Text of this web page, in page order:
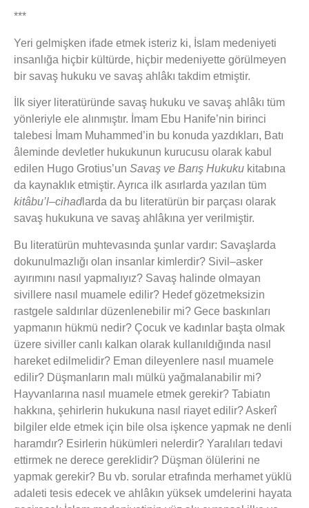
***
Yeri gelmişken ifade etmek isteriz ki, İslam medeniyeti
insanlığa hiçbir kültürde, hiçbir medeniyette görülmeyen
bir savaş hukuku ve savaş ahlâkı takdim etmiştir.
İlk siyer literatüründe savaş hukuku ve savaş ahlâkı tüm
yönleriyle ele alınmıştır. İmam Ebu Hanife’nin birinci
talebesi İmam Muhammed’in bu konuda yazdıkları, Batı
âleminde devletler hukukunun kurucusu olarak kabul
edilen Hugo Grotius’un Savaş ve Barış Hukuku kitabına
da kaynaklık etmiştir. Ayrıca ilk asırlarda yazılan tüm
kitâbu’l–cihadlarda da bu literatürün bir parçası olarak
savaş hukukuna ve savaş ahlâkına yer verilmiştir.
Bu literatürün muhtevasında şunlar vardır: Savaşlarda
dokunulmazlığı olan insanlar kimlerdir? Sivil–asker
ayırımını nasıl yapmalıyız? Savaş halinde olmayan
sivillere nasıl muamele edilir? Hedef gözetmeksizin
rastgele saldırılar düzenlenebilir mi? Gece baskınları
yapmanın hükmü nedir? Çocuk ve kadınlar başta olmak
üzere siviller canlı kalkan olarak kullanıldığında nasıl
hareket edilmelidir? Eman dileyenlere nasıl muamele
edilir? Düşmanların malı mülkü yağmalanabilir mi?
Hayvanlarına nasıl muamele etmek gerekir? Tabiatın
hakkına, şehirlerin hukukuna nasıl riayet edilir? Askerî
bilgiler elde etmek için bile olsa işkence yapmak ne denli
haramdır? Esirlerin hükümleri nelerdir? Yaralıları tedavi
ettirmek ne derece gereklidir? Düşman ölülerini ne
yapmak gerekir? Bu vb. sorular etrafında merhamet yüklü
adaleti tesis edecek ve ahlâkın yüksek umdelerini hayata